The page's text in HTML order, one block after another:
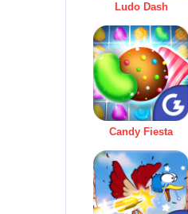
Ludo Dash
Candy Fiesta